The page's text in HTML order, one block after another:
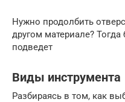
Нужно продолбить
другом материале?
подведет
Виды инструмента
Разбираясь в том, как